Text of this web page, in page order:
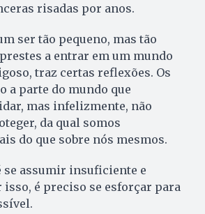
risadas por anos.
ser tão pequeno, mas tão
a entrar em um mundo
traz certas reflexões. Os
a parte do mundo que
mas infelizmente, não
da qual somos
do que sobre nós mesmos.
se assumir insuficiente e
é preciso se esforçar para